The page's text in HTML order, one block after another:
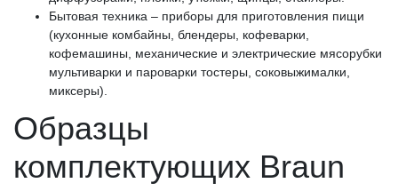
Бытовая техника – приборы для приготовления пищи
(кухонные комбайны, блендеры, кофеварки,
кофемашины, механические и электрические мясорубки
мультиварки и пароварки тостеры, соковыжималки,
миксеры).
Образцы
комплектующих Braun